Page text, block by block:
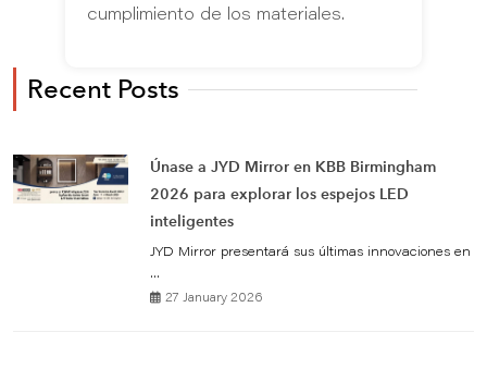
cumplimiento de los materiales.
Recent Posts
Únase a JYD Mirror en KBB Birmingham
2026 para explorar los espejos LED
inteligentes
JYD Mirror presentará sus últimas innovaciones en
...
27 January 2026